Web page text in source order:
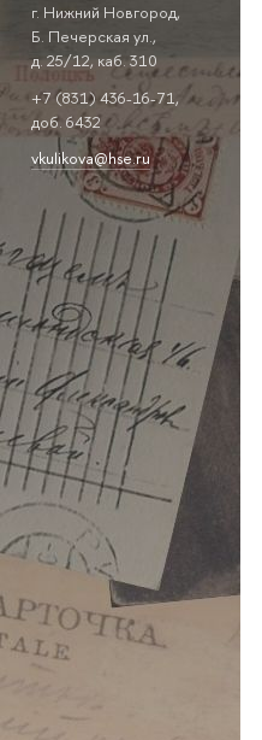
г. Нижний Новгород,
Б. Печерская ул.,
д. 25/12, каб. 310
+7 (831) 436-16-71,
доб. 6432
vkulikova@hse.ru